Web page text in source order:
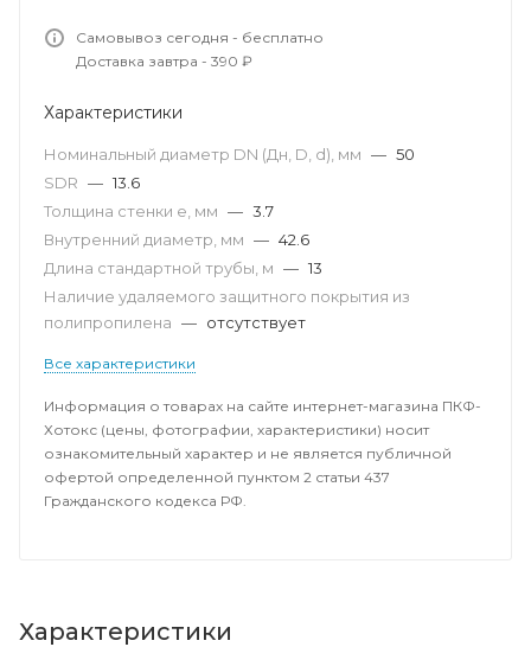
Самовывоз сегодня - бесплатно
Доставка завтра - 390 ₽
Характеристики
Номинальный диаметр DN (Дн, D, d), мм — 50
SDR — 13.6
Толщина стенки e, мм — 3.7
Внутренний диаметр, мм — 42.6
Длина стандартной трубы, м — 13
Наличие удаляемого защитного покрытия из
полипропилена — отсутствует
Все характеристики
Информация о товарах на сайте интернет-магазина ПКФ-
Хотокс (цены, фотографии, характеристики) носит
ознакомительный характер и не является публичной
офертой определенной пунктом 2 статьи 437
Гражданского кодекса РФ.
Характеристики